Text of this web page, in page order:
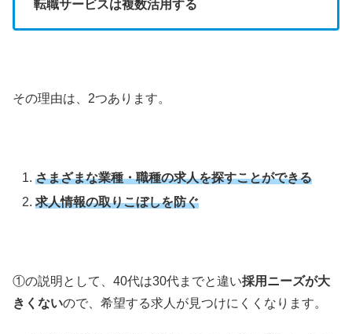
転職サービスは複数活用する
その理由は、2つあります。
さまざまな業種・職種の求人を探すことができる
求人情報の取りこぼしを防ぐ
①の説明として、40代は30代までと違い採用ニーズが大
きくないので、希望する求人が見つけにくくなります。